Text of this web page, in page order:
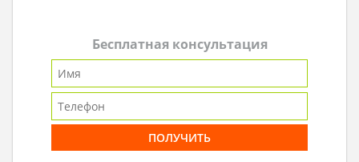
Бесплатная консультация